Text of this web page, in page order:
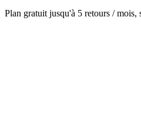
Plan gratuit jusqu'à 5 retours / mois,